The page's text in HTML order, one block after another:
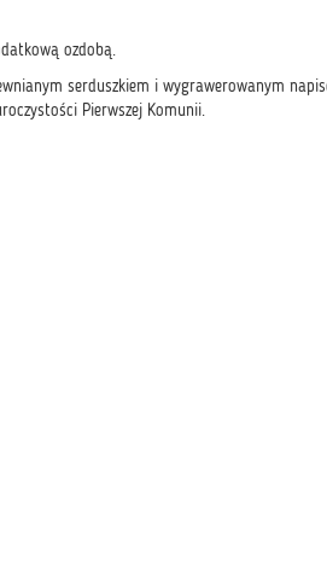
ozdobą.
serduszkiem i wygrawerowanym
Pierwszej Komunii.